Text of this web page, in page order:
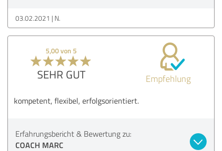
03.02.2021 N.
5,00 von 5
SEHR GUT Empfehlung
kompetent, flexibel, erfolgsorientiert.
Erfahrungsbericht & Bewertung zu:
COACH MARC